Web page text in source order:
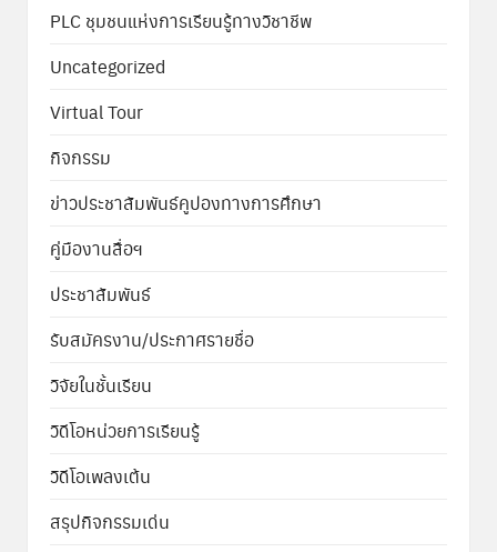
PLC ชุมชนแห่งการเรียนรู้ทางวิชาชีพ
Uncategorized
Virtual Tour
กิจกรรม
ข่าวประชาสัมพันธ์คูปองทางการศึกษา
คู่มืองานสื่อฯ
ประชาสัมพันธ์
รับสมัครงาน/ประกาศรายชื่อ
วิจัยในชั้นเรียน
วิดีโอหน่วยการเรียนรู้
วิดีโอเพลงเต้น
สรุปกิจกรรมเด่น